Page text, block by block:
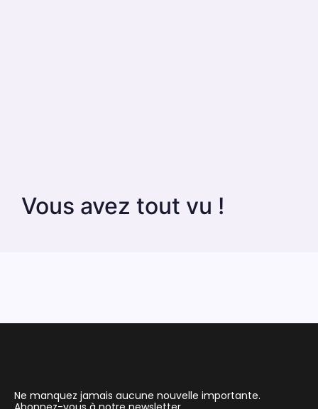
Vous avez tout vu !
Ne manquez jamais aucune nouvelle importante.